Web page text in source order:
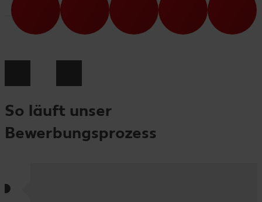
So läuft unser
Bewerbungsprozess